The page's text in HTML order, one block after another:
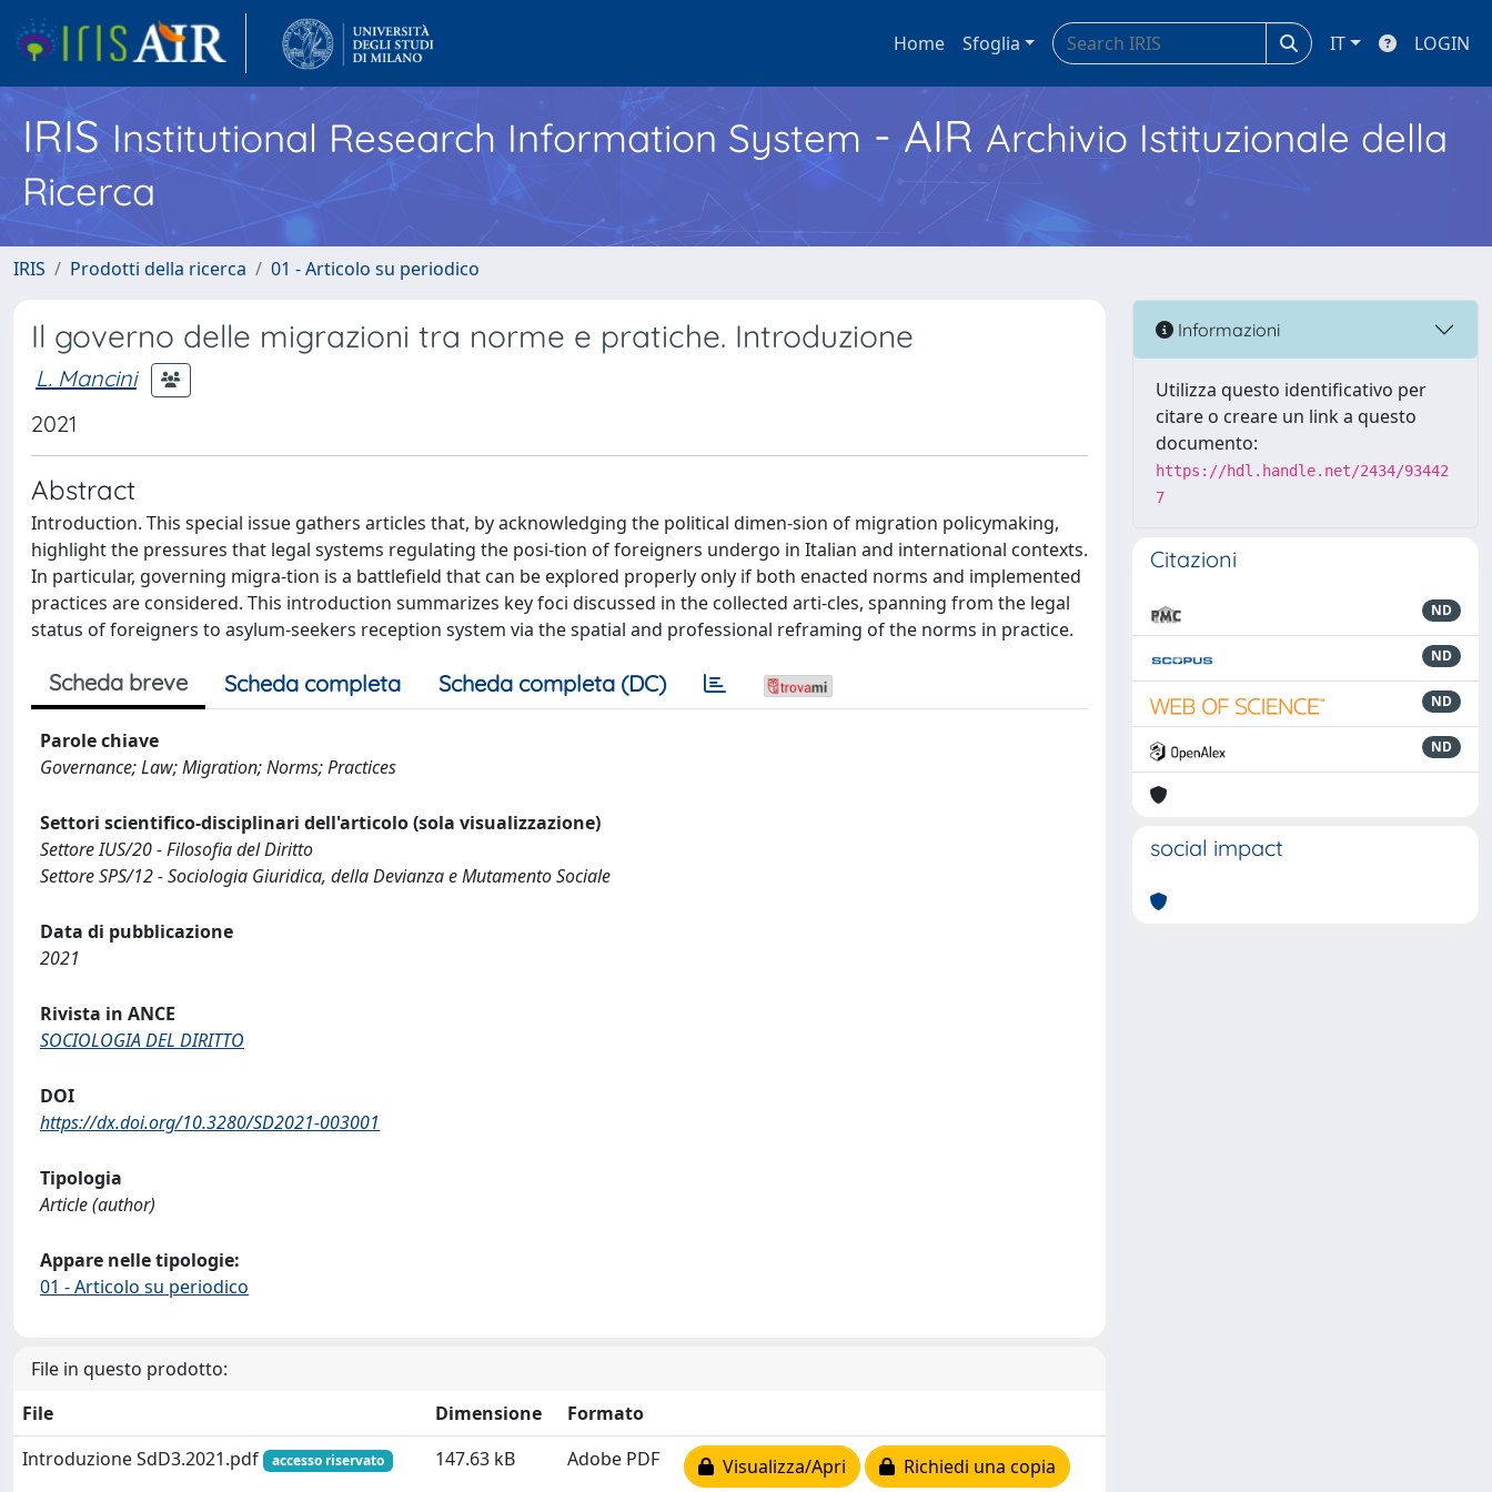
Home Sfoglia IT LOGIN
IRISInstitutional Research Information System - AIR Archivio Istituzionale della
Ricerca
IRIS Prodotti della ricerca 01 - Articolo su periodico
Il governo delle migrazioni tra norme e pratiche. Introduzione
L. Mancini
2021
Abstract
Introduction. This special issue gathers articles that, by acknowledging the political dimen-sion of migration policymaking,
highlight the pressures that legal systems regulating the posi-tion of foreigners undergo in Italian and international contexts.
In particular, governing migra-tion is a battlefield that can be explored properly only if both enacted norms and implemented
practices are considered. This introduction summarizes key foci discussed in the collected arti-cles, spanning from the legal
status of foreigners to asylum-seekers reception system via the spatial and professional reframing of the norms in practice.
Scheda breve Scheda completa Scheda completa (DC)
Parole chiave
Governance; Law; Migration; Norms; Practices
Settori scientifico-disciplinari dell'articolo (sola visualizzazione)
Settore IUS/20 - Filosofia del Diritto
Settore SPS/12 - Sociologia Giuridica, della Devianza e Mutamento Sociale
Data di pubblicazione
2021
Rivista in ANCE
SOCIOLOGIA DEL DIRITTO
DOI
https://dx.doi.org/10.3280/SD2021-003001
Tipologia
Article (author)
Appare nelle tipologie:
01 - Articolo su periodico
File in questo prodotto:
File
Dimensione
Formato
Introduzione SdD3.2021.pdf
accesso riservato 147.63 kB Adobe PDF Visualizza/Apri Richiedi una copia
Informazioni
Utilizza questo identificativo per
citare o creare un link a questo
documento:
https://hdl.handle.net/2434/93442
7
Citazioni
ND
ND
ND
ND
social impact